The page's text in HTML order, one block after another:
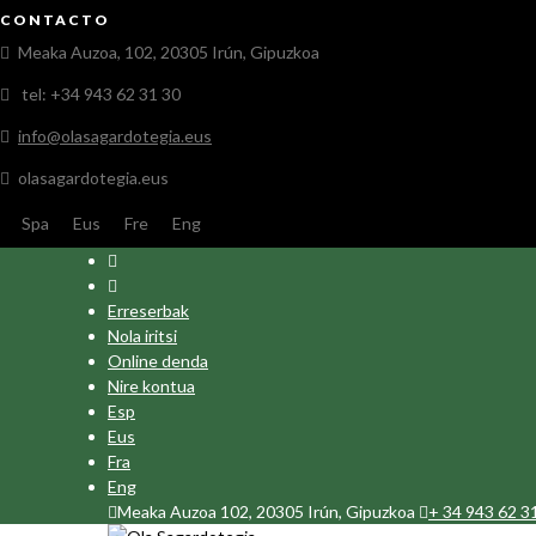
CONTACTO
Meaka Auzoa, 102, 20305 Irún, Gipuzkoa
tel: +34 943 62 31 30
info@olasagardotegia.eus
olasagardotegia.eus
Spa Eus Fre Eng
Erreserbak
Nola iritsi
Online denda
Nire kontua
Esp
Eus
Fra
Eng
Meaka Auzoa 102, 20305 Irún, Gipuzkoa
+ 34 943 62